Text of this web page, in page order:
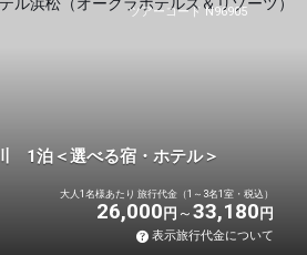
ツアーコード N96905
1泊＜選べる宿・ホテル＞
大人1名様あたり 旅行代金（1～3名1室・税込）
26,000 円 33,180 円
表示旅行代金について